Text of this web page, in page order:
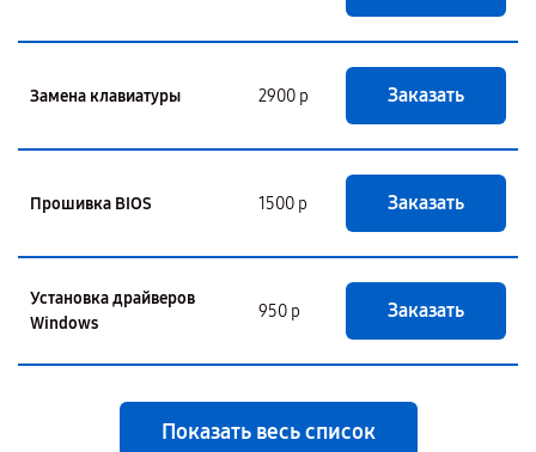
Замена клавиатуры 2900 р Заказать
Прошивка BIOS 1500 р Заказать
Установка драйверов
Windows
950 р Заказать
Показать весь список